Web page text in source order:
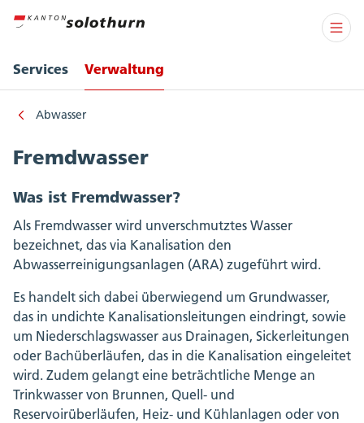
Services Verwaltung
Abwasser
Fremdwasser
Was ist Fremdwasser?
Als Fremdwasser wird unverschmutztes Wasser
bezeichnet, das via Kanalisation den
Abwasserreinigungsanlagen (ARA) zugeführt wird.
Es handelt sich dabei überwiegend um Grundwasser,
das in undichte Kanalisationsleitungen eindringt, sowie
um Niederschlagswasser aus Drainagen, Sickerleitungen
oder Bachüberläufen, das in die Kanalisation eingeleitet
wird. Zudem gelangt eine beträchtliche Menge an
Trinkwasser von Brunnen, Quell- und
Reservoirüberläufen, Heiz- und Kühlanlagen oder von